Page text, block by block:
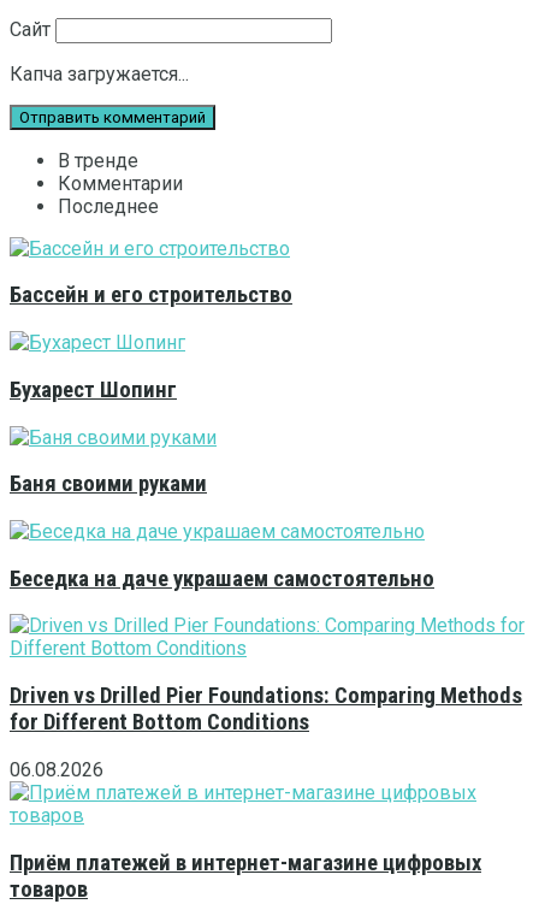
Сайт
Капча загружается...
В тренде
Комментарии
Последнее
Бассейн и его строительство
Бухарест Шопинг
Баня своими руками
Беседка на даче украшаем самостоятельно
Driven vs Drilled Pier Foundations: Comparing Methods
for Different Bottom Conditions
06.08.2026
Приём платежей в интернет-магазине цифровых
товаров